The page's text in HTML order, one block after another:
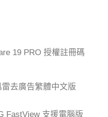
19 PRO 授權註冊碼
去廣告繁體中文版
FastView 支援電腦版